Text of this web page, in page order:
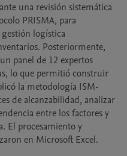
una revisión sistemática
PRISMA, para
logística
Posteriormente,
panel de 12 expertos
lo que permitió construir
la metodología ISM-
de alcanzabilidad, analizar
entre los factores y
El procesamiento y
en Microsoft Excel.